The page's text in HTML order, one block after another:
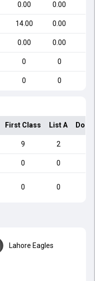
0.00 0.00
14.00 0.00
0.00 0.00
0 0
0 0
First Class List A
9 2
0 0
0 0
Lahore Eagles